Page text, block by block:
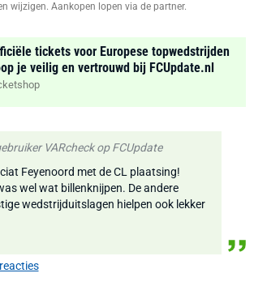
wijzigen. Aankopen lopen via de partner.
tickets voor Europese topwedstrijden
je veilig en vertrouwd bij FCUpdate.nl
VARcheck op FCUpdate
Feyenoord met de CL plaatsing!
wel wat billenknijpen. De andere
wedstrijduitslagen hielpen ook lekker